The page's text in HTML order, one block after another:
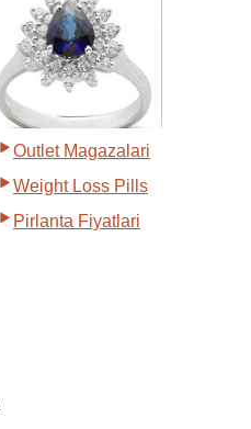
Outlet Magazalari
Weight Loss Pills
Pirlanta Fiyatlari